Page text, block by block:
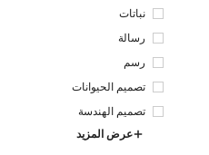
نباتات
رسالة
رسم
تصميم الحيوانات
تصميم الهندسة
عرض المزيد